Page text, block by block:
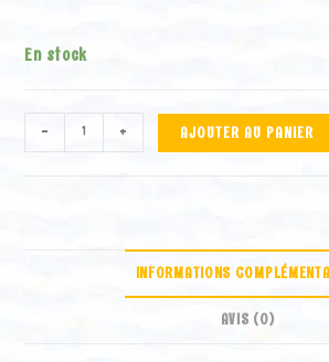
En stock
quantité
- + AJOUTER AU PANIER
INFORMATIONS
AVIS (0)